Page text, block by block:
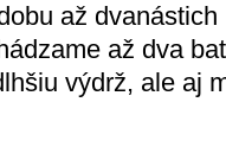
až
až dva
výdrž, ale aj